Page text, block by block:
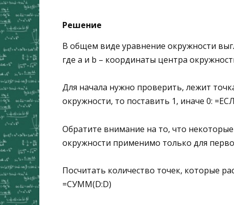
Решение
В общем виде уравнение окружности
где a и b – координаты центра
Для начала нужно проверить, лежит
окружности, то поставить 1, иначе 0:
Обратите внимание на то, что
окружности применимо только для
Посчитать количество точек, которые
=СУММ(D:D)